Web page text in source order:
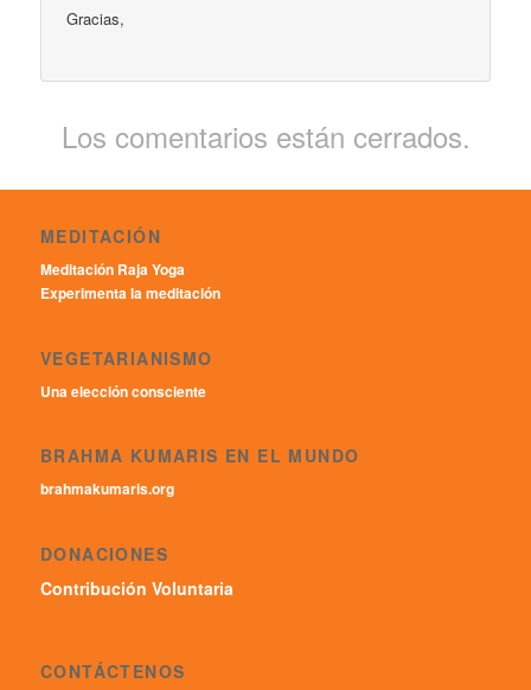
Gracias,
Los comentarios están cerrados.
MEDITACIÓN
Meditación Raja Yoga
Experimenta la meditación
VEGETARIANISMO
Una elección consciente
BRAHMA KUMARIS EN EL MUNDO
brahmakumaris.org
DONACIONES
Contribución Voluntaria
CONTÁCTENOS